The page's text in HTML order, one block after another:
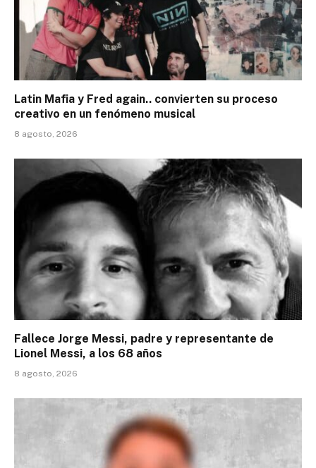
Latin Mafia y Fred again.. convierten su proceso
creativo en un fenómeno musical
8 agosto, 2026
Fallece Jorge Messi, padre y representante de
Lionel Messi, a los 68 años
8 agosto, 2026